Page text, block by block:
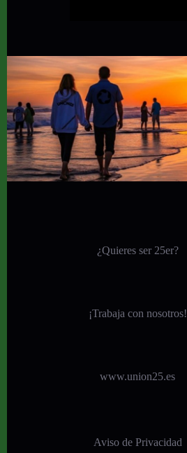
¿Quieres ser 25er?
¡Trabaja con nosotros!
www.union25.es
Aviso de Privacidad